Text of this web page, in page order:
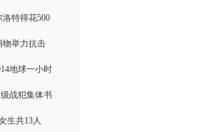
特得花500
物举力抗击
地球一小时
战犯集体书
生共13人